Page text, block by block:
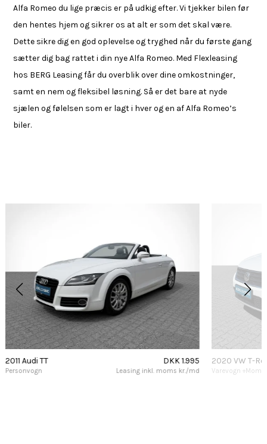
Alfa Romeo du lige præcis er på udkig efter. Vi tjekker bilen før
den hentes hjem og sikrer os at alt er som det skal være.
Dette sikre dig en god oplevelse og tryghed når du første gang
sætter dig bag rattet i din nye Alfa Romeo. Med Flexleasing
hos BERG Leasing får du overblik over dine omkostninger,
samt en nem og fleksibel løsning. Så er det bare at nyde
sjælen og følelsen som er lagt i hver og en af Alfa Romeo’s
biler.
2011 Audi TT
Personvogn
DKK 1.995
Leasing inkl. moms kr./md
2020 VW T-
Varevogn +Moms